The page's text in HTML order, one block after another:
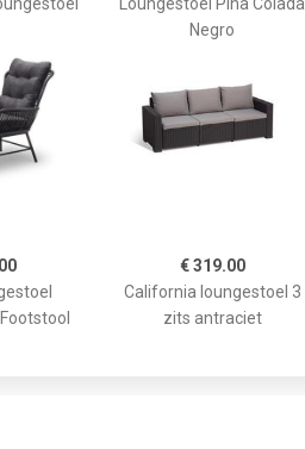
Negro
€ 319.00
California loungestoel 3
zits antraciet